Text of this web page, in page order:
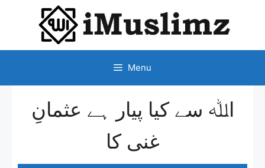
CONTENT
Menu
اﷲ سے کیا پیار ہے عثمانِ
غنی کا